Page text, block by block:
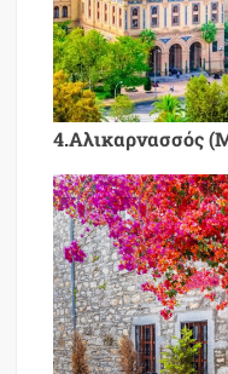
4.Αλικαρνασσός (